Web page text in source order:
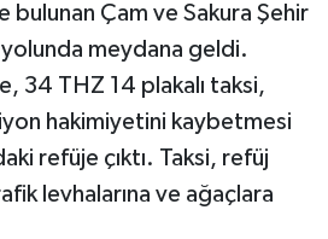
bulunan Çam ve Sakura Şehir
meydana geldi.
34 THZ 14 plakalı taksi,
hakimiyetini kaybetmesi
refüje çıktı. Taksi, refüj
levhalarına ve ağaçlara